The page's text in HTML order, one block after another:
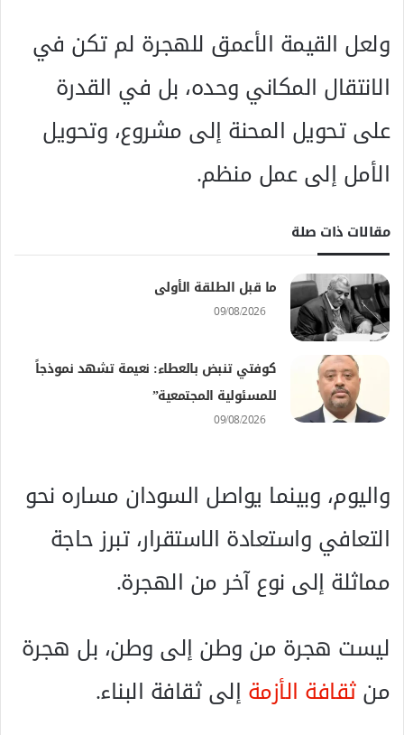
ولعل القيمة الأعمق للهجرة لم تكن في
الانتقال المكاني وحده، بل في القدرة
على تحويل المحنة إلى مشروع، وتحويل
الأمل إلى عمل منظم.
مقالات ذات صلة
ما قبل الطلقة الأولى
09/08/2026
كوفتي تنبض بالعطاء: نعيمة تشهد نموذجاً
للمسئولية المجتمعية”
09/08/2026
واليوم، وبينما يواصل السودان مساره نحو
التعافي واستعادة الاستقرار، تبرز حاجة
مماثلة إلى نوع آخر من الهجرة.
ليست هجرة من وطن إلى وطن، بل هجرة
منثقافة الأزمةإلى ثقافة البناء.